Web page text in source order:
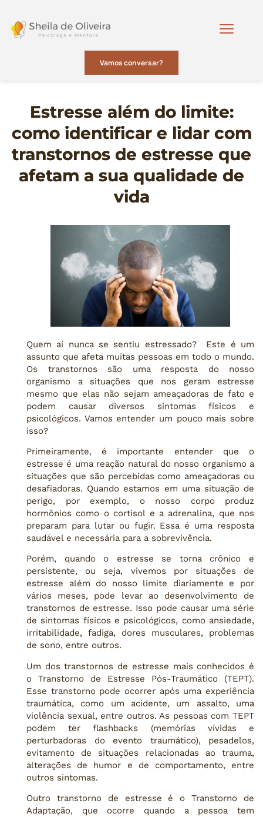
Vamos conversar?
Estresse além do limite:
como identificar e lidar com
transtornos de estresse que
afetam a sua qualidade de
vida
Quem aí nunca se sentiu estressado? Este é um
assunto que afeta muitas pessoas em todo o mundo.
Os transtornos são uma resposta do nosso
organismo a situações que nos geram estresse
mesmo que elas não sejam ameaçadoras de fato e
podem causar diversos sintomas físicos e
psicológicos. Vamos entender um pouco mais sobre
isso?
Primeiramente, é importante entender que o
estresse é uma reação natural do nosso organismo a
situações que são percebidas como ameaçadoras ou
desafiadoras. Quando estamos em uma situação de
perigo, por exemplo, o nosso corpo produz
hormônios como o cortisol e a adrenalina, que nos
preparam para lutar ou fugir. Essa é uma resposta
saudável e necessária para a sobrevivência.
Porém, quando o estresse se torna crônico e
persistente, ou seja, vivemos por situações de
estresse além do nosso limite diariamente e por
vários meses, pode levar ao desenvolvimento de
transtornos de estresse. Isso pode causar uma série
de sintomas físicos e psicológicos, como ansiedade,
irritabilidade, fadiga, dores musculares, problemas
de sono, entre outros.
Um dos transtornos de estresse mais conhecidos é
o Transtorno de Estresse Pós-Traumático (TEPT).
Esse transtorno pode ocorrer após uma experiência
traumática, como um acidente, um assalto, uma
violência sexual, entre outros. As pessoas com TEPT
podem ter flashbacks (memórias vívidas e
perturbadoras do evento traumático), pesadelos,
evitamento de situações relacionadas ao trauma,
alterações de humor e de comportamento, entre
outros sintomas.
Outro transtorno de estresse é o Transtorno de
Adaptação, que ocorre quando a pessoa tem